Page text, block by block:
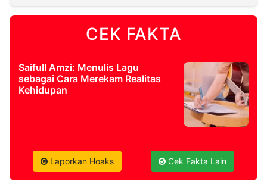
CEK FAKTA
Saifull Amzi: Menulis Lagu
sebagai Cara Merekam Realitas
Kehidupan
Laporkan Hoaks Cek Fakta Lain